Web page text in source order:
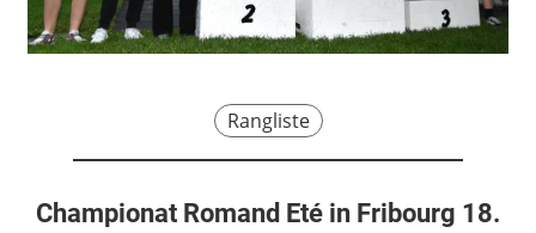
Rangliste
Championat Romand Eté in Fribourg 18.